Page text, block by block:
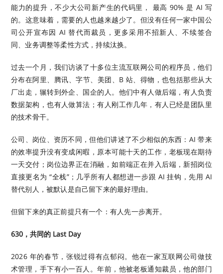
能力的提升，不少大公司新产生的代码里， 最高 90% 是 AI 写
的。这意味着，需要的人也越来越少了。但没有任何一家中国公
司公开宣布因 AI 替代而裁员，更多采用不招新人、不续签合
同、业务调整等柔性方式，持续汰换。
过去一个月，我们访谈了十多位主流互联网公司的程序员，他们
分布在阿里、腾讯、字节、美团、B 站、得物，也包括那些从大
厂出走，辗转到外企、国企的人。他们中有人做后端，有人负责
数据架构，也有人做算法；有人刚工作几年，有人已经是团队里
的技术骨干。
公司、岗位、资历不同，但他们讲述了不少相似的东西：AI 带来
的效率提升没有变成闲暇，原本可能十天的工作，老板现在期待
一天交付；岗位边界正在消融，如前端正在并入后端，新招岗位
直接更名为 “全栈”；几乎所有人都想进一步跟 AI 挂钩，先用 AI
替代别人，被默认是自己留下来的最好理由。
但留下来的真正前提只有一个：有人先一步离开。
630，共同的 Last Day
2026 年的春节，张锐过得有点郁闷。他在一家互联网公司做技
术管理，手下有小一百人。年前，他被老板通知裁员，他的部门